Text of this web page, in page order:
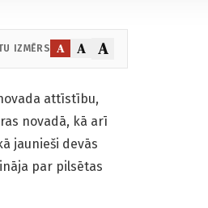
IZMĒRS A A A
attīstību,
novadā, kā arī
jaunieši devās
par pilsētas